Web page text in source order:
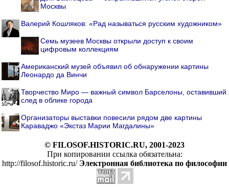
Москвы
Валерий Кошляков: «Рад называться русским художником»
Семь музеев Москвы открыли доступ к своим
цифровым коллекциям
Американский музей объявил об обнаружении картины
Леонардо да Винчи
Творчество Миро — важный символ Барселоны, оставивший
след в облике города
Организаторы выставки повесили рядом две картины
Караваджо «Экстаз Марии Магдалины»
© FILOSOF.HISTORIC.RU, 2001-2023
При копировании ссылка обязательна:
http://filosof.historic.ru/ Электронная библиотека по философии